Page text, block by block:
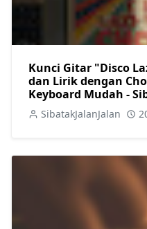
Kunci Gitar "Disco
dan Lirik dengan
Keyboard Mudah -
SibatakJalanJalan